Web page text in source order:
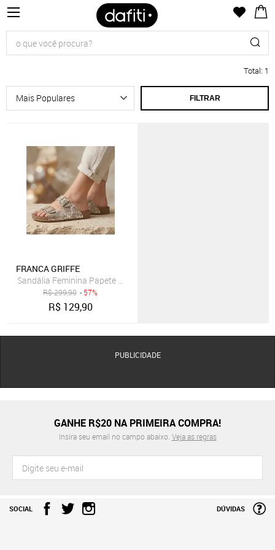
Total: 1
FILTRAR
FRANCA GRIFFE
Sandália Feminina Papete em Couro Brilhante Dourado Fivelas
R$299,90 - 57%
R$ 129,90
PUBLICIDADE
GANHE R$20 NA PRIMEIRA COMPRA!
Insira seu email no campo abaixo. Veja as regras
SOCIAL DÚVIDAS